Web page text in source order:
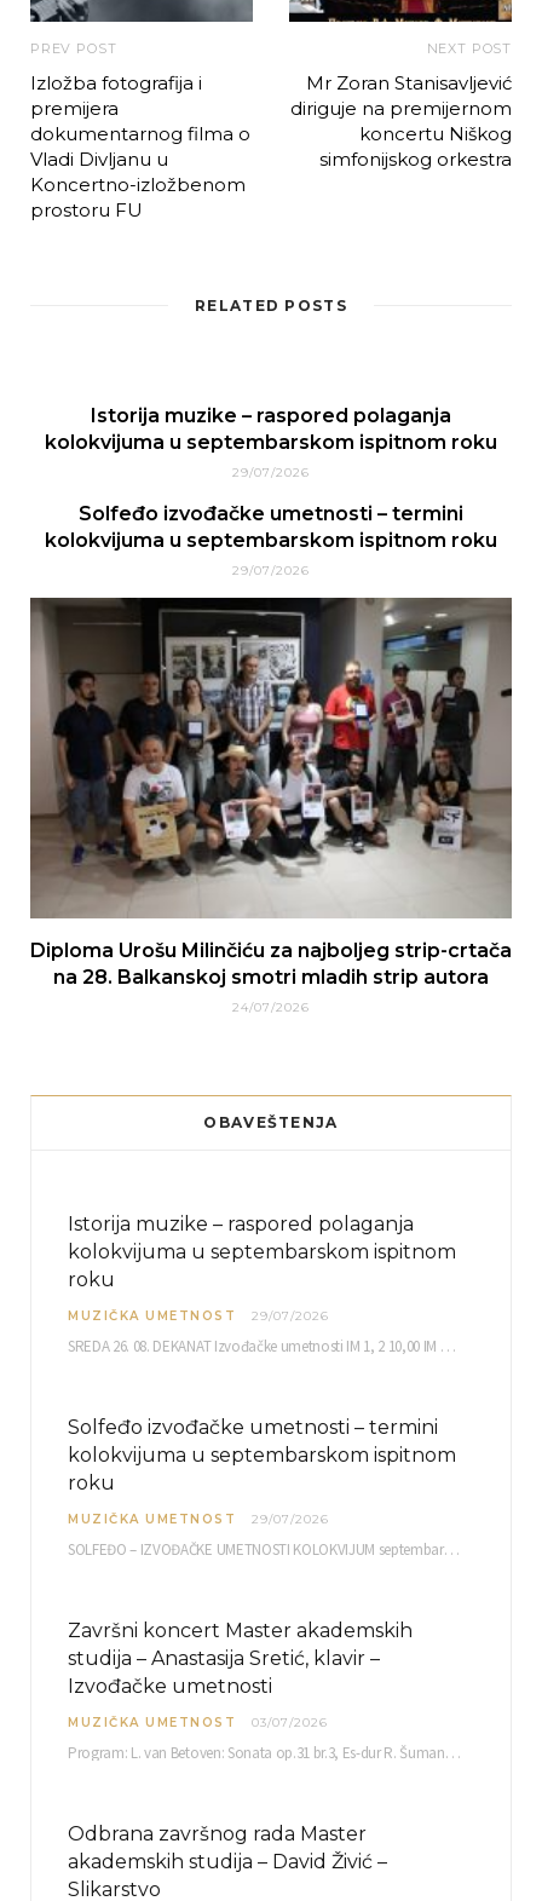
PREV POST
Izložba fotografija i
premijera
dokumentarnog filma o
Vladi Divljanu u
Koncertno-izložbenom
prostoru FU
NEXT POST
Mr Zoran Stanisavljević
diriguje na premijernom
koncertu Niškog
simfonijskog orkestra
RELATED POSTS
Istorija muzike – raspored polaganja
kolokvijuma u septembarskom ispitnom roku
29/07/2026
Solfeđo izvođačke umetnosti – termini
kolokvijuma u septembarskom ispitnom roku
29/07/2026
Diploma Urošu Milinčiću za najboljeg strip-crtača
na 28. Balkanskoj smotri mladih strip autora
24/07/2026
OBAVEŠTENJA
Istorija muzike – raspored polaganja
kolokvijuma u septembarskom ispitnom
roku
MUZIČKA UMETNOST 29/07/2026
SREDA 26. 08. DEKANAT Izvođačke umetnosti IM 1, 2 10,00 IM 3, 4 10,30 IM…
Solfeđo izvođačke umetnosti – termini
kolokvijuma u septembarskom ispitnom
roku
MUZIČKA UMETNOST 29/07/2026
SOLFEĐO – IZVOĐAČKE UMETNOSTI KOLOKVIJUM septembarski ispitni rok četvrtak, 03.09.2026. uč. br. 12 PISMENI…
Završni koncert Master akademskih
studija – Anastasija Sretić, klavir –
Izvođačke umetnosti
MUZIČKA UMETNOST 03/07/2026
Program: L. van Betoven: Sonata op.31 br.3, Es-dur R. Šuman: Bečki karneval op.26 K. Debisi:…
Odbrana završnog rada Master
akademskih studija – David Živić –
Slikarstvo